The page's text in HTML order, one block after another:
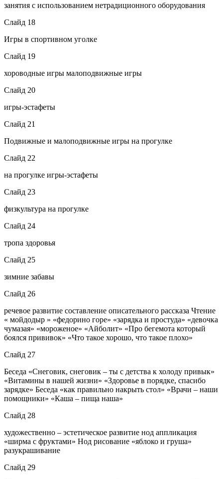
занятия с использованием нетрадиционного оборудования
Слайд 18
Игры в спортивном уголке
Слайд 19
хороводные игры малоподвижные игры
Слайд 20
игры-эстафеты
Слайд 21
Подвижные и малоподвижные игры на прогулке
Слайд 22
на прогулке игры-эстафеты
Слайд 23
физкультура на прогулке
Слайд 24
тропа здоровья
Слайд 25
зимние забавы
Слайд 26
речевое развитие составление описательного рассказа Чтение
« мойдодыр » «федорино горе» «зарядка и простуда» «девочка
чумазая» «мороженое» «Айболит» «Про бегемота который
боялся прививок» «Что такое хорошо, что такое плохо»
Слайд 27
Беседа «Снеговик, снеговик – ты с детства к холоду привык»
«Витамины в нашей жизни» «Здоровье в порядке, спасибо
зарядке» Беседа «как правильно накрыть стол» «Врачи – наши
помощники» «Каша – пища наша»
Слайд 28
художественно – эстетическое развитие нод аппликация
«ширма с фруктами» Нод рисование «яблоко и груша»
разукрашивание
Слайд 29